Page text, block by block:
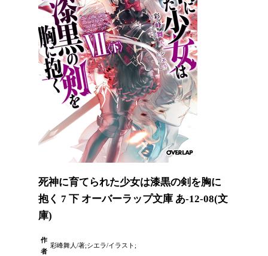
死神に育てられた少女は漆黒の剣を胸に
抱く 7 下 オーバーラップ文庫 あ-12-08(文
庫)
作
者
彩峰舞人/著;シエラ/イラスト;